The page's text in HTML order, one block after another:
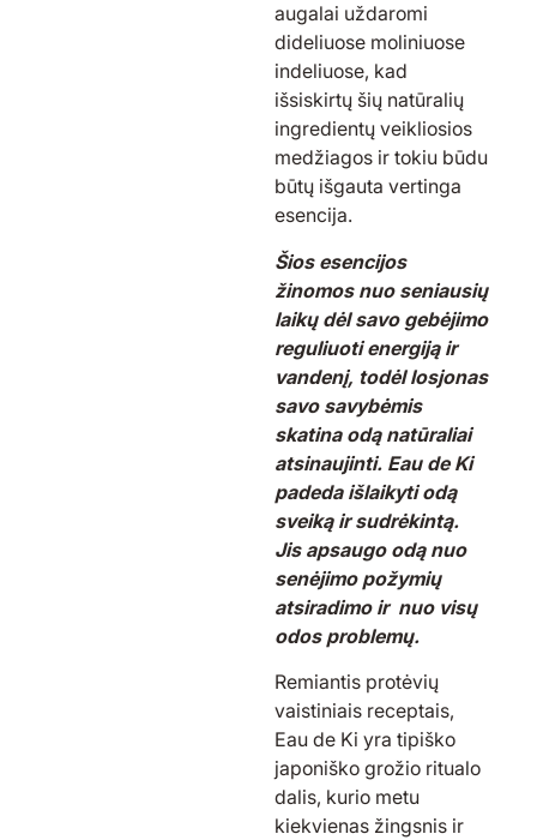
augalai uždaromi
dideliuose moliniuose
indeliuose, kad
išsiskirtų šių natūralių
ingredientų veikliosios
medžiagos ir tokiu būdu
būtų išgauta vertinga
esencija.
Šios esencijos
žinomos nuo seniausių
laikų dėl savo gebėjimo
reguliuoti energiją ir
vandenį, todėl losjonas
savo savybėmis
skatina odą natūraliai
atsinaujinti. Eau de Ki
padeda išlaikyti odą
sveiką ir sudrėkintą.
Jis apsaugo odą nuo
senėjimo požymių
atsiradimo ir nuo visų
odos problemų.
Remiantis protėvių
vaistiniais receptais,
Eau de Ki yra tipiško
japoniško grožio ritualo
dalis, kurio metu
kiekvienas žingsnis ir